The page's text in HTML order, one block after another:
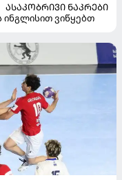
ᲐᲡᲐᲙᲝᲑᲠᲘᲕᲘ ᲜᲐᲙᲠᲔᲑᲘ
ინგლისით ვიწყებთ